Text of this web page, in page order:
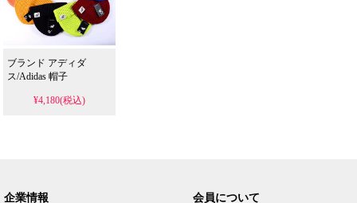
ブランド アディダ
ス/Adidas 帽子
¥4,180(税込)
企業情報 会員について